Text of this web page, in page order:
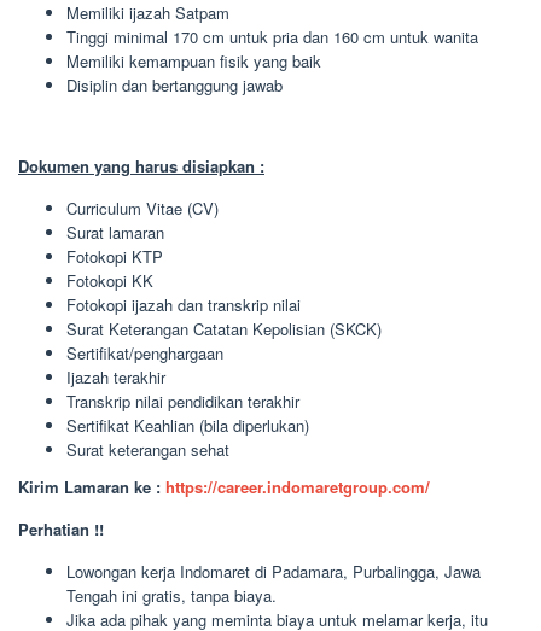
Memiliki ijazah Satpam
Tinggi minimal 170 cm untuk pria dan 160 cm untuk wanita
Memiliki kemampuan fisik yang baik
Disiplin dan bertanggung jawab
Dokumen yang harus disiapkan :
Curriculum Vitae (CV)
Surat lamaran
Fotokopi KTP
Fotokopi KK
Fotokopi ijazah dan transkrip nilai
Surat Keterangan Catatan Kepolisian (SKCK)
Sertifikat/penghargaan
Ijazah terakhir
Transkrip nilai pendidikan terakhir
Sertifikat Keahlian (bila diperlukan)
Surat keterangan sehat
Kirim Lamaran ke : https://career.indomaretgroup.com/
Perhatian !!
Lowongan kerja Indomaret di Padamara, Purbalingga, Jawa
Tengah ini gratis, tanpa biaya.
Jika ada pihak yang meminta biaya untuk melamar kerja, itu